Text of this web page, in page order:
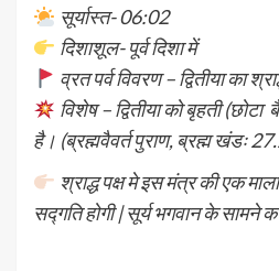
सूर्यास्त- 06:02
दिशाशूल- पूर्व दिशा में
व्रत पर्व विवरण – द्वितीया का
विशेष – द्वितीया को बृहती (छोटा
है। (ब्रह्मवैवर्त पुराण, ब्रह्म खंडः
श्राद्ध पक्ष मे इस मंत्र की एक
सद्गति होगी | सूर्य भगवान के सामने